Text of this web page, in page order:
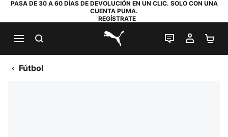
PASA DE 30 A 60 DÍAS DE DEVOLUCIÓN EN UN CLIC. SOLO CON UNA
CUENTA PUMA.
REGÍSTRATE
PUMA.com
CHAT EN
MI
Fútbol